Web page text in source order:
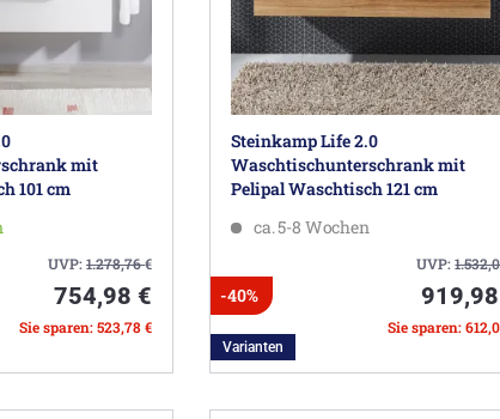
mit
101 cm
UVP:1.278,76€
754,98 €
Sie sparen: 523,78 €
Steinkamp Life 2.0
Waschtischunterschrank mit
Pelipal Waschtisch 121 cm
ca. 5-8 Wochen
UVP:
-40%
Sie sparen:
Varianten